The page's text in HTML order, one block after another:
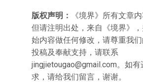
版权声明：
《境界》所有文章
但请注明出处，来自《境界》
始内容做任何修改，请尊重我们
投稿及奉献支持，请联系
jingjietougao@gmail.com。如有
求，请给我们留言，谢谢。